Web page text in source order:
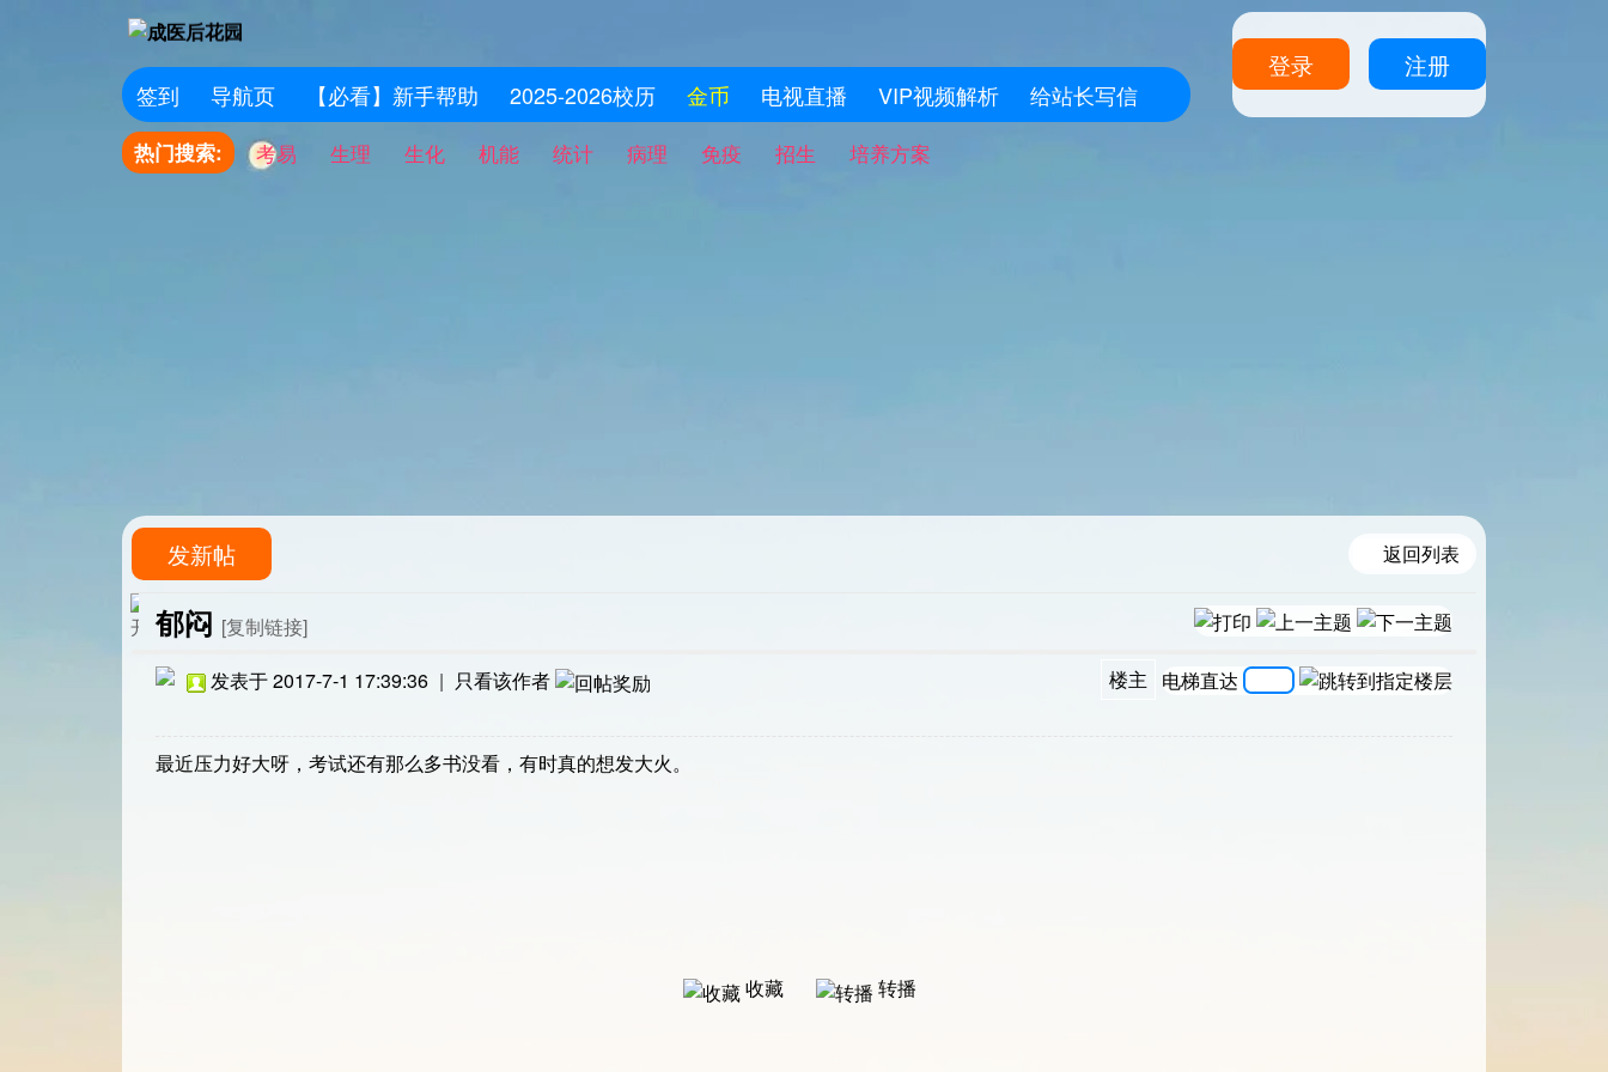
登录 注册
签到 导航页 【必看】新手帮助 2025-2026校历 金币 电视直播 VIP视频解析 给站长写信
热门搜索: 考易 生理 生化 机能 统计 病理 免疫 招生 培养方案
返回列表
发新帖
郁闷 [复制链接]
电梯直达
楼主
发表于 2017-7-1 17:39:36 | 只看该作者
最近压力好大呀，考试还有那么多书没看，有时真的想发大火。
收藏 转播